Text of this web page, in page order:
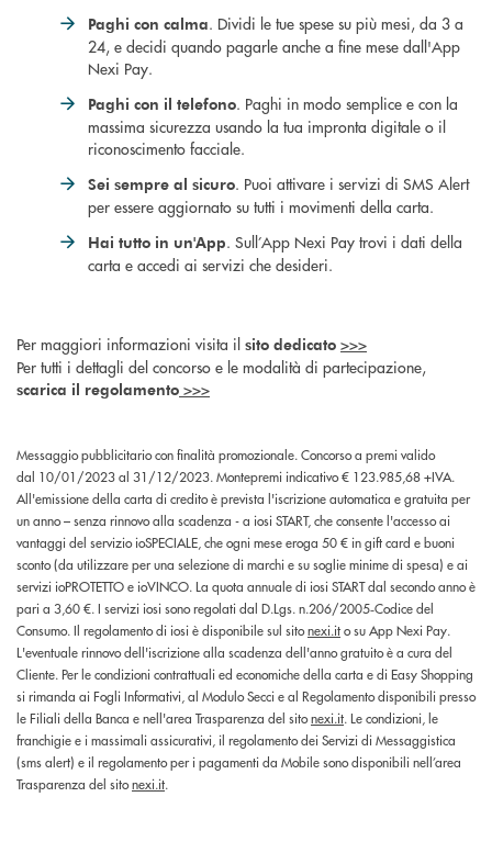
Paghi con calma. Dividi le tue spese su più mesi, da 3 a
24, e decidi quando pagarle anche a fine mese dall'App
Nexi Pay.
Paghi con il telefono. Paghi in modo semplice e con la
massima sicurezza usando la tua impronta digitale o il
riconoscimento facciale.
Sei sempre al sicuro. Puoi attivare i servizi di SMS Alert
per essere aggiornato su tutti i movimenti della carta.
Hai tutto in un'App. Sull’App Nexi Pay trovi i dati della
carta e accedi ai servizi che desideri.
Per maggiori informazioni visita il sito dedicato >>>
Per tutti i dettagli del concorso e le modalità di partecipazione,
scarica il regolamento >>>
Messaggio pubblicitario con finalità promozionale. Concorso a premi valido
dal 10/01/2023 al 31/12/2023. Montepremi indicativo € 123.985,68 +IVA.
All'emissione della carta di credito è prevista l'iscrizione automatica e gratuita per
un anno – senza rinnovo alla scadenza - a iosi START, che consente l'accesso ai
vantaggi del servizio ioSPECIALE, che ogni mese eroga 50 € in gift card e buoni
sconto (da utilizzare per una selezione di marchi e su soglie minime di spesa) e ai
servizi ioPROTETTO e ioVINCO. La quota annuale di iosi START dal secondo anno è
pari a 3,60 €. I servizi iosi sono regolati dal D.Lgs. n.206/2005‑Codice del
Consumo. Il regolamento di iosi è disponibile sul sitonexi.ito su App Nexi Pay.
L'eventuale rinnovo dell'iscrizione alla scadenza dell'anno gratuito è a cura del
Cliente. Per le condizioni contrattuali ed economiche della carta e di Easy Shopping
si rimanda ai Fogli Informativi, al Modulo Secci e al Regolamento disponibili presso
le Filiali della Banca e nell'area Trasparenza del sitonexi.it. Le condizioni, le
franchigie e i massimali assicurativi, il regolamento dei Servizi di Messaggistica
(sms alert) e il regolamento per i pagamenti da Mobile sono disponibili nell’area
Trasparenza del sitonexi.it.